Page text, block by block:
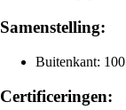
Samenstelling:
Buitenkant:
Certificeringen: